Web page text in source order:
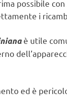
possibile con
i
è utile
ed è